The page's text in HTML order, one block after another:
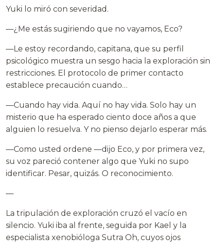
Yuki lo miró con severidad.
—¿Me estás sugiriendo que no vayamos, Eco?
—Le estoy recordando, capitana, que su perfil
psicológico muestra un sesgo hacia la exploración sin
restricciones. El protocolo de primer contacto
establece precaución cuando…
—Cuando hay vida. Aquí no hay vida. Solo hay un
misterio que ha esperado ciento doce años a que
alguien lo resuelva. Y no pienso dejarlo esperar más.
—Como usted ordene —dijo Eco, y por primera vez,
su voz pareció contener algo que Yuki no supo
identificar. Pesar, quizás. O reconocimiento.
—
La tripulación de exploración cruzó el vacío en
silencio. Yuki iba al frente, seguida por Kael y la
especialista xenobióloga Sutra Oh, cuyos ojos